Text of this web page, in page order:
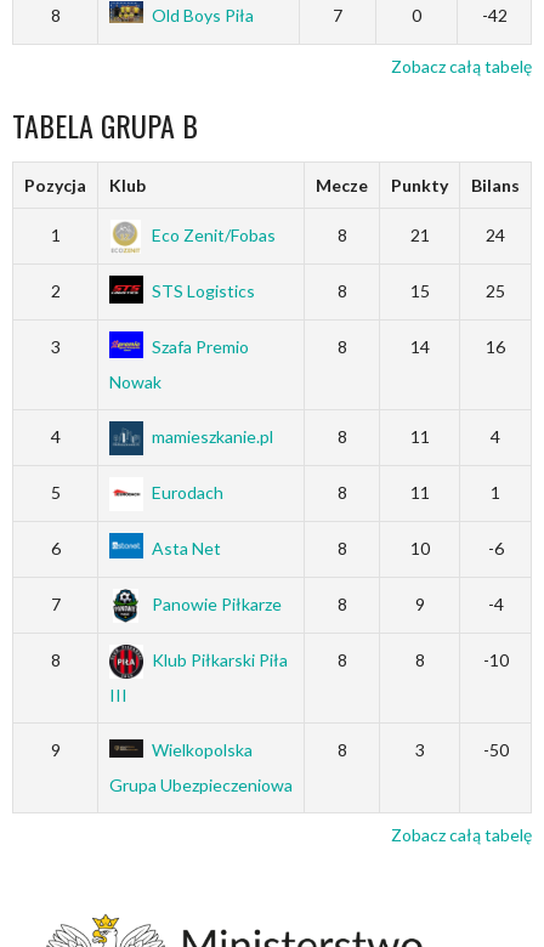
8 Old Boys Piła 7 0 -42
Zobacz całą tabelę
TABELA GRUPA B
Pozycja Klub Mecze Punkty Bilans
1 Eco Zenit/Fobas 8 21 24
2 STS Logistics 8 15 25
3
Szafa Premio
Nowak
8 14 16
4 mamieszkanie.pl 8 11 4
5 Eurodach 8 11 1
6 Asta Net 8 10 -6
7 Panowie Piłkarze 8 9 -4
8
Klub Piłkarski Piła
III
8 8 -10
9
Wielkopolska
Grupa Ubezpieczeniowa
8 3 -50
Zobacz całą tabelę